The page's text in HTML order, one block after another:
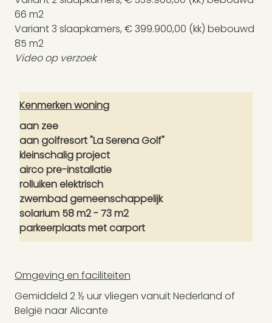
66 m2
Variant 3 slaapkamers, € 399.900,00 (kk) bebouwd
85 m2
Video op verzoek
Kenmerken woning
aan zee
aan golfresort "La Serena Golf"
kleinschalig project
airco pre-installatie
rolluiken elektrisch
zwembad gemeenschappelijk
solarium 58 m2 - 73 m2
parkeerplaats met carport
Omgeving en faciliteiten
Gemiddeld 2 ½ uur vliegen vanuit Nederland of
België naar Alicante